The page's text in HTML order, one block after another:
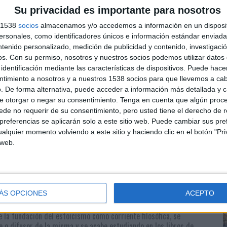
Su privacidad es importante para nosotros
socios almacenamos y/o accedemos a información en un
como identificadores únicos e información estándar
personalizado, medición de publicidad y contenido,
Con su permiso, nosotros y nuestros socios podemos utilizar datos
mediante las características de dispositivos. Puede
a nosotros y a nuestros 1538 socios para que llevemos a
De forma alternativa, puede acceder a información más detallada y
otorgar o negar su consentimiento. Tenga en cuenta que algún
no requerir de su consentimiento, pero usted tiene el derecho de
se aplicarán solo a este sitio web. Puede cambiar sus
momento volviendo a este sitio y haciendo clic en el botón
OPCIONES ACEPTO
preceptos, valores, normas éticas,… muy similares
De hecho, son varios los textos que hablan
en ello, motivo por el cual consideramos que
estoicismo y publicidad.
a.C. y cuenta con Séneca, Marco Aurelio y
el nacimiento de los tres filósofos (uno de ellos
de esta corriente filosófica. Los tres filósofos
el estoicismo la mejor manera de lograr su
que domina sus emociones y que
la adversidad.
De ahí que esta forma de transitar
donde Marco Aurelio, Séneca y Epicteto
del siglo XXI’.¿Sería posible que la publicidad también,
la fundación del estoicismo como corriente filosófica, se